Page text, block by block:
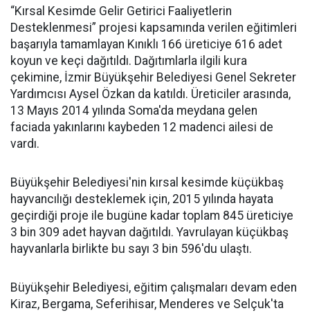
“Kırsal Kesimde Gelir Getirici Faaliyetlerin
Desteklenmesi” projesi kapsamında verilen eğitimleri
başarıyla tamamlayan Kınıklı 166 üreticiye 616 adet
koyun ve keçi dağıtıldı. Dağıtımlarla ilgili kura
çekimine, İzmir Büyükşehir Belediyesi Genel Sekreter
Yardımcısı Aysel Özkan da katıldı. Üreticiler arasında,
13 Mayıs 2014 yılında Soma'da meydana gelen
faciada yakınlarını kaybeden 12 madenci ailesi de
vardı.
Büyükşehir Belediyesi'nin kırsal kesimde küçükbaş
hayvancılığı desteklemek için, 2015 yılında hayata
geçirdiği proje ile bugüne kadar toplam 845 üreticiye
3 bin 309 adet hayvan dağıtıldı. Yavrulayan küçükbaş
hayvanlarla birlikte bu sayı 3 bin 596'du ulaştı.
Büyükşehir Belediyesi, eğitim çalışmaları devam eden
Kiraz, Bergama, Seferihisar, Menderes ve Selçuk'ta